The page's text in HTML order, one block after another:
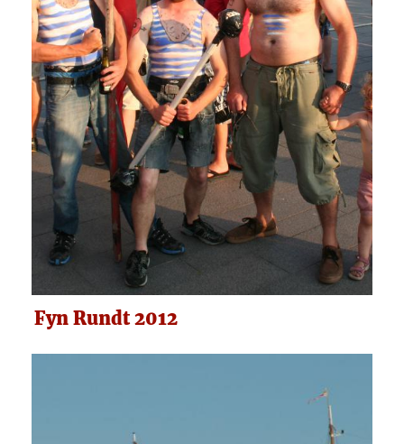
Fyn Rundt 2012